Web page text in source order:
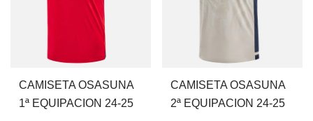
CAMISETA OSASUNA
1ª EQUIPACION 24-25
CAMISETA OSASUNA
2ª EQUIPACION 24-25